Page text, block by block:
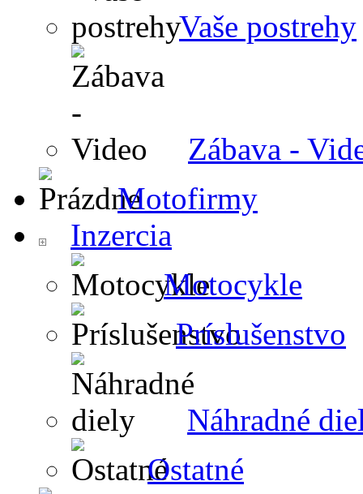
Vaše postrehy
Zábava -
Motofirmy
Inzercia
Motocykle
Príslušenstvo
Náhradné
Ostatné